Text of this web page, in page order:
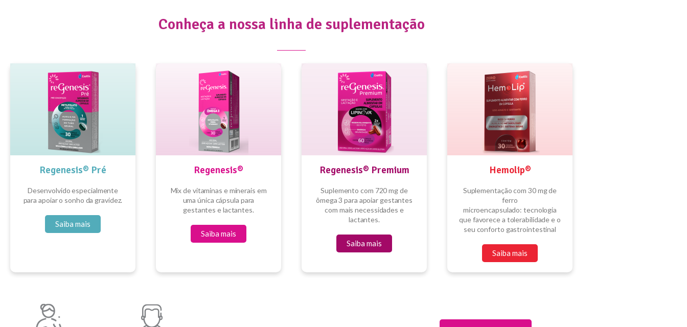
Conheça a nossa linha de suplementação
Regenesis® Pré
Desenvolvido especialmente
para apoiar o sonho da gravidez.
Saiba mais
Regenesis®
Mix de vitaminas e minerais em
uma única cápsula para
gestantes e lactantes.
Saiba mais
Regenesis® Premium
Suplemento com 720 mg de
ômega 3 para apoiar gestantes
com mais necessidades e
lactantes.
Saiba mais
Hemolip®
Suplementação com 30 mg de
ferro
microencapsulado: tecnologia
que favorece a tolerabilidade e o
seu conforto gastrointestinal
Saiba mais